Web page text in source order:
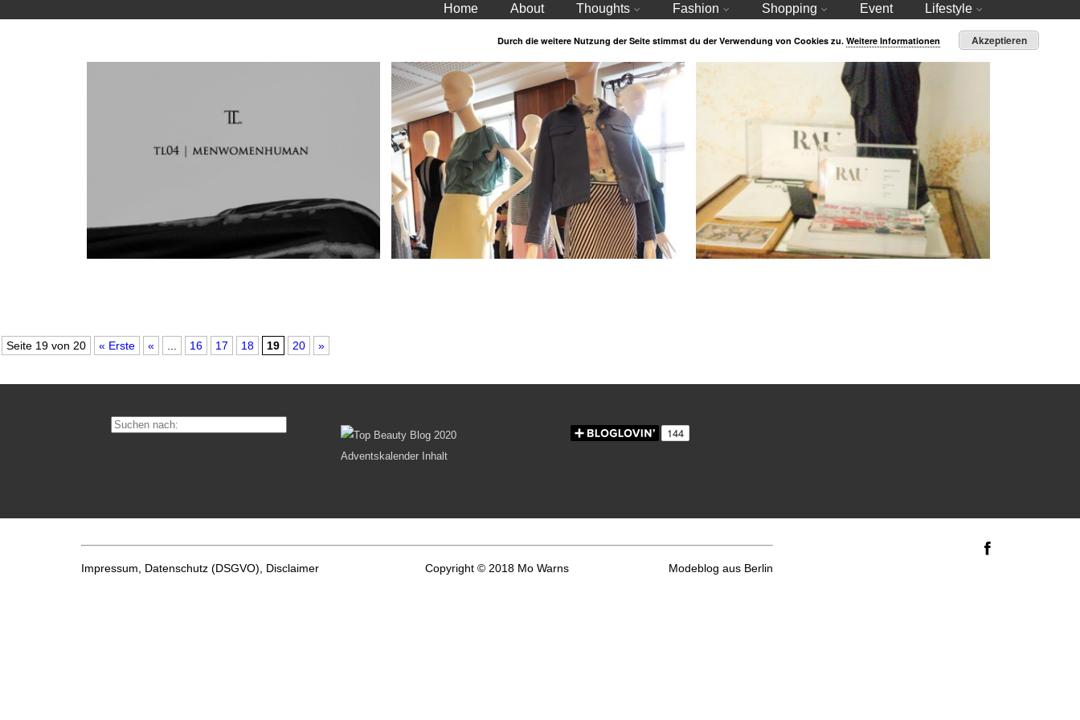
Home About Thoughts Fashion Shopping Event Lifestyle
Berliner Label: TL Thoas Lindner
Seite 19 von 20 « Erste « 16 17 18 19 20 »
Impressum, Datenschutz (DSGVO), Disclaimer Copyright © 2018 Mo Warns Modeblog aus Berlin
Durch die weitere Nutzung der Seite stimmst du der Verwendung von Cookies zu. Weitere Informationen Akzeptieren